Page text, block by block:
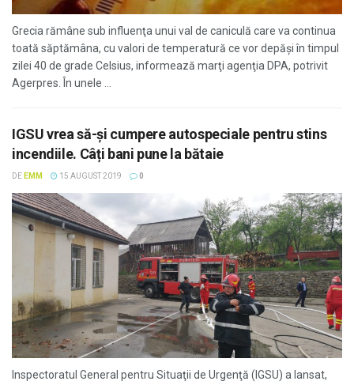
Grecia rămâne sub influenţa unui val de caniculă care va continua
toată săptămâna, cu valori de temperatură ce vor depăşi în timpul
zilei 40 de grade Celsius, informează marţi agenţia DPA, potrivit
Agerpres. În unele ...
IGSU vrea să-și cumpere autospeciale pentru stins
incendiile. Câți bani pune la bătaie
DE EMM 15 AUGUST 2019 0
Inspectoratul General pentru Situaţii de Urgenţă (IGSU) a lansat,